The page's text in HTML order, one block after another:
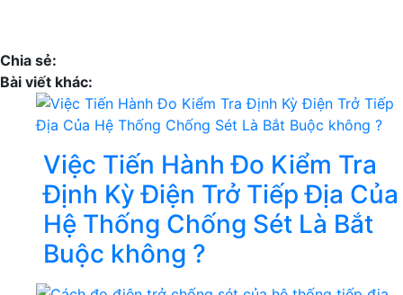
Chia sẻ:
Bài viết khác:
Việc Tiến Hành Đo Kiểm Tra
Định Kỳ Điện Trở Tiếp Địa Của
Hệ Thống Chống Sét Là Bắt
Buộc không ?